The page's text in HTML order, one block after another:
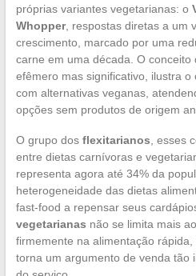
próprias variantes vegetarianas: o
Whopper, respostas diretas a um
crescimento, marcado por uma
carne em uma década. O conceito
efêmero mas significativo, ilustra
com alternativas veganas,
opções sem produtos de origem
O grupo dos flexitarianos , esses
entre dietas carnívoras e
representa agora até 34% da
heterogeneidade das dietas
fast-food a repensar seus
vegetarianas não se limita mais
firmemente na alimentação rápida,
torna um argumento de venda tão